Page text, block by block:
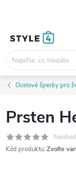
Ocelové šperky pro
Prsten
Kód produktu: Zvolte